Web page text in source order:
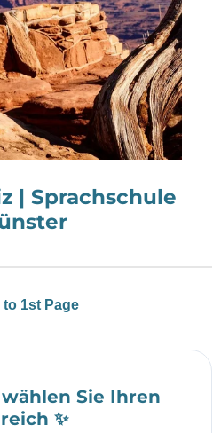
| Sprachschule
to 1st Page
Sie Ihren
✨